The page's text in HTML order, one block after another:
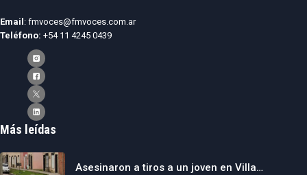
Email: fmvoces@fmvoces.com.ar
Teléfono: +54 11 4245 0439
Más leídas
Asesinaron a tiros a un joven en Villa…